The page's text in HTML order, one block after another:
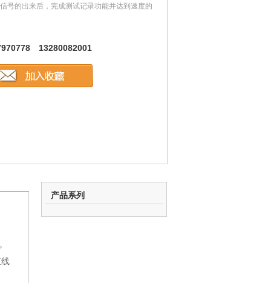
号的出来后，完成测试记录功能并达到速度的
13280082001
产品系列